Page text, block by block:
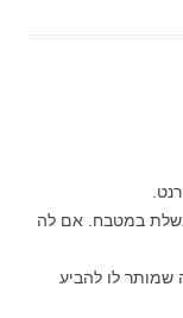
במטבח. אם לה
לו להביע